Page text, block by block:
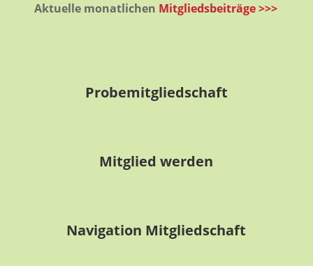
Aktuelle monatlichen Mitgliedsbeiträge >>>
Probemitgliedschaft
Mitglied werden
Navigation Mitgliedschaft